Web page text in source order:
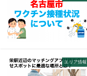
エリア情報